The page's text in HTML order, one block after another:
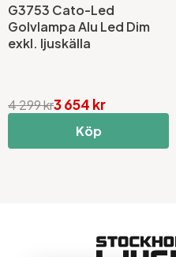
G3753 Cato-Led
Golvlampa Alu Led Dim
exkl. ljuskälla
3 654 kr
4 299 kr
Köp